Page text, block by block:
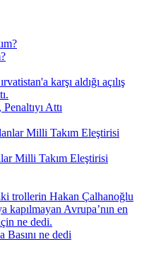
Attı
Milli Takım Eleştirisi
ne dedi